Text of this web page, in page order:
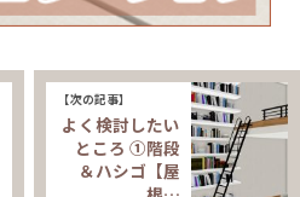
【次の記事】
よく検討したい
ところ ①階段
＆ハシゴ【屋